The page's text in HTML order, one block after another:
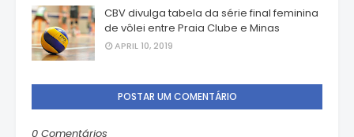
CBV divulga tabela da série final feminina
de vôlei entre Praia Clube e Minas
APRIL 10, 2019
POSTAR UM COMENTÁRIO
0 Comentários